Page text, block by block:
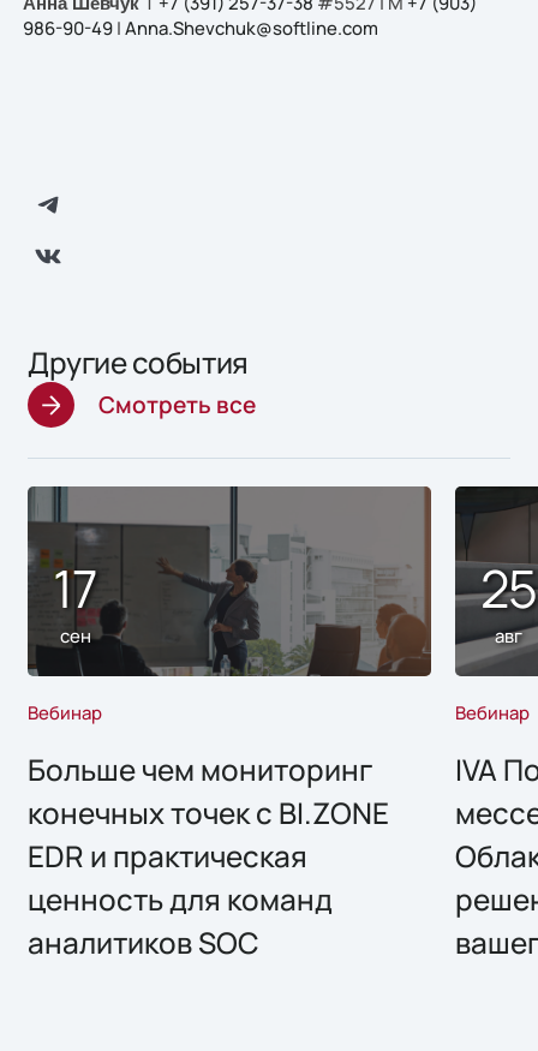
986-90-49| Anna.Shevchuk@softline.com
Другие события
Смотреть все
17
сен
Вебинар
Больше чем мониторинг
конечных точек с BI.ZONE
EDR и практическая
ценность для команд
аналитиков SOC
25
авг
Вебинар
IVA